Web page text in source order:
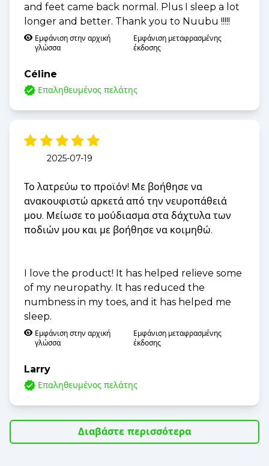
and feet came back normal. Plus I sleep a lot
longer and better. Thank you to Nuubu !!!!!
Εμφάνιση στην αρχική
γλώσσα
Εμφάνιση μεταφρασμένης
έκδοσης
Céline
Επαληθευμένος πελάτης
2025-07-19
Το λατρεύω το προϊόν! Με βοήθησε να
ανακουφιστώ αρκετά από την νευροπάθειά
μου. Μείωσε το μούδιασμα στα δάχτυλα των
ποδιών μου και με βοήθησε να κοιμηθώ.
I love the product! It has helped relieve some
of my neuropathy. It has reduced the
numbness in my toes, and it has helped me
sleep.
Εμφάνιση στην αρχική
γλώσσα
Εμφάνιση μεταφρασμένης
έκδοσης
Larry
Επαληθευμένος πελάτης
Διαβάστε περισσότερα